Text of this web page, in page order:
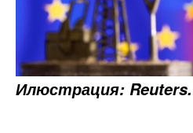
Илюстрация: Reuters.